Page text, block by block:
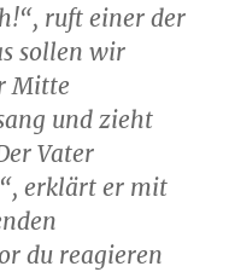
ruft einer der
sollen wir
Mitte
und zieht
Vater
erklärt er mit
du reagieren